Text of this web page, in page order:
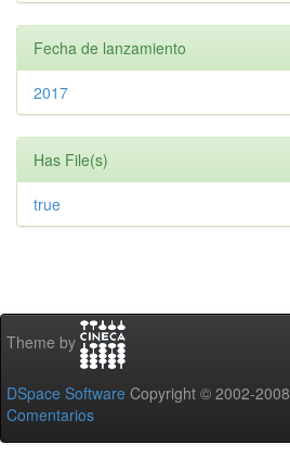
Fecha de lanzamiento
2017
Has File(s)
true
Theme by
DSpace Software Copyright © 2002-2008
Comentarios